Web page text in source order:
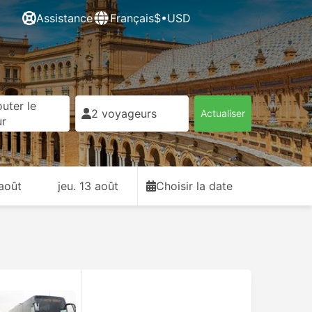
Assistance Français$•USD
le
2 voyageurs Actualiser
jeu. 13 août Choisir la date